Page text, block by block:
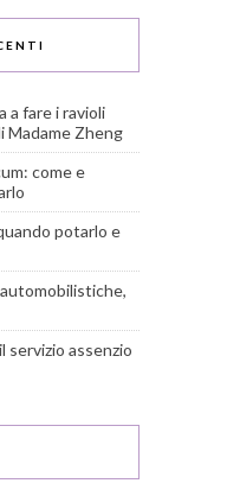
a fare i ravioli
Madame Zheng
come e
potarlo e
servizio assenzio